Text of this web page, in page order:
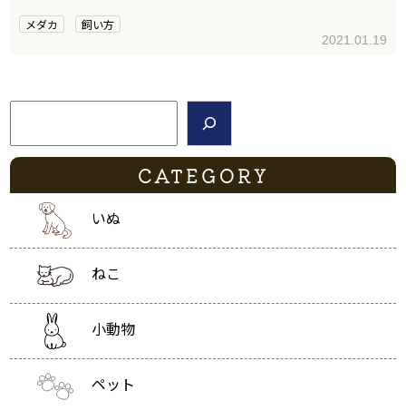
メダカ 飼い方
2021.01.19
検索
CATEGORY
いぬ
ねこ
小動物
ペット